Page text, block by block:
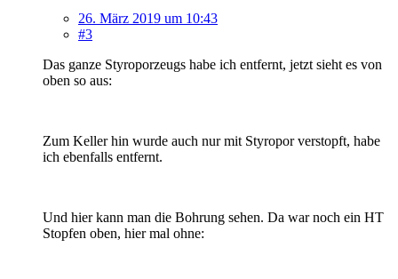
26. März 2019 um 10:43
#3
Das ganze Styroporzeugs habe ich entfernt, jetzt sieht es von
oben so aus:
Zum Keller hin wurde auch nur mit Styropor verstopft, habe
ich ebenfalls entfernt.
Und hier kann man die Bohrung sehen. Da war noch ein HT
Stopfen oben, hier mal ohne: